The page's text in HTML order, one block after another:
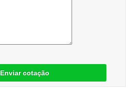
Enviar cotação